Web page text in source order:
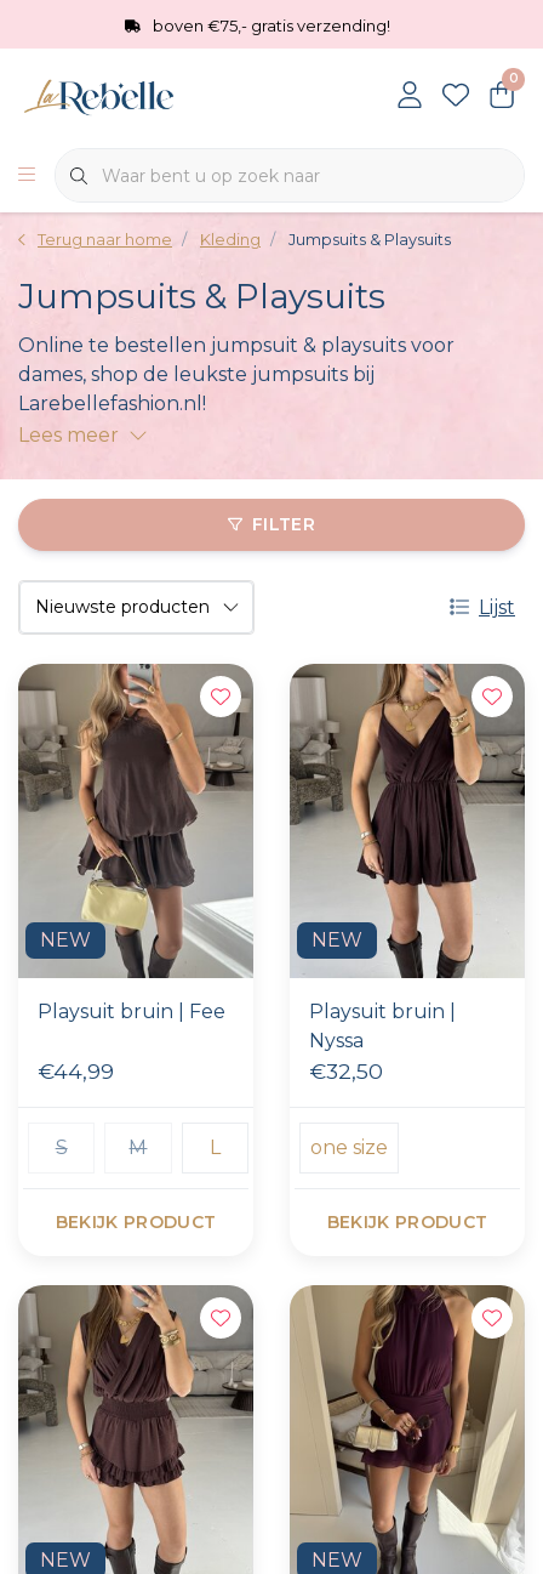
boven €75,- gratis verzending!
0
Terug naar home Kleding Jumpsuits & Playsuits
Jumpsuits & Playsuits
Online te bestellen jumpsuit & playsuits voor
dames, shop de leukste jumpsuits bij
Larebellefashion.nl!
Lees meer
FILTER
Lijst
NEW
Playsuit bruin | Fee
€44,99
S M L
BEKIJK PRODUCT
NEW
Playsuit bruin |
Nyssa
€32,50
one size
BEKIJK PRODUCT
NEW NEW